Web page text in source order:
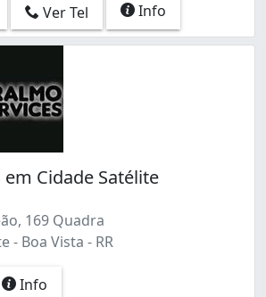
Ver Tel Info
em Cidade Satélite
169 Quadra
- Boa Vista - RR
Info